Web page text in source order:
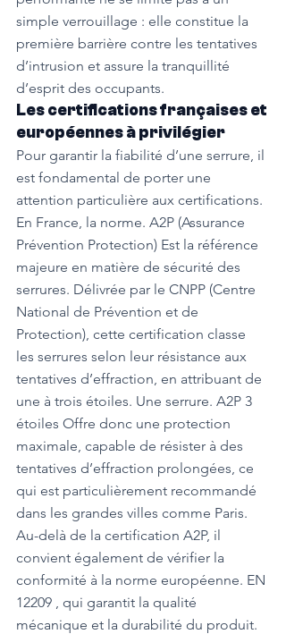
simple verrouillage : elle constitue la
première barrière contre les tentatives
d’intrusion et assure la tranquillité
d’esprit des occupants.
Les certifications françaises et
européennes à privilégier
Pour garantir la fiabilité d’une serrure, il
est fondamental de porter une
attention particulière aux certifications.
En France, la norme. A2P (Assurance
Prévention Protection) Est la référence
majeure en matière de sécurité des
serrures. Délivrée par le CNPP (Centre
National de Prévention et de
Protection), cette certification classe
les serrures selon leur résistance aux
tentatives d’effraction, en attribuant de
une à trois étoiles. Une serrure. A2P 3
étoiles Offre donc une protection
maximale, capable de résister à des
tentatives d’effraction prolongées, ce
qui est particulièrement recommandé
dans les grandes villes comme Paris.
Au-delà de la certification A2P, il
convient également de vérifier la
conformité à la norme européenne. EN
12209 , qui garantit la qualité
mécanique et la durabilité du produit.